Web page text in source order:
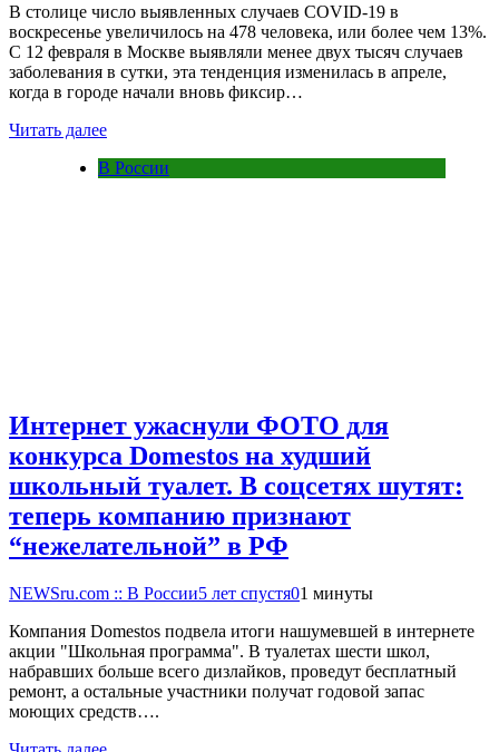
В столице число выявленных случаев COVID-19 в
воскресенье увеличилось на 478 человека, или более чем 13%.
С 12 февраля в Москве выявляли менее двух тысяч случаев
заболевания в сутки, эта тенденция изменилась в апреле,
когда в городе начали вновь фиксир…
Читать далее
В России
Интернет ужаснули ФОТО для
конкурса Domestos на худший
школьный туалет. В соцсетях шутят:
теперь компанию признают
“нежелательной” в РФ
NEWSru.com :: В России5 лет спустя01 минуты
Компания Domestos подвела итоги нашумевшей в интернете
акции "Школьная программа". В туалетах шести школ,
набравших больше всего дизлайков, проведут бесплатный
ремонт, а остальные участники получат годовой запас
моющих средств….